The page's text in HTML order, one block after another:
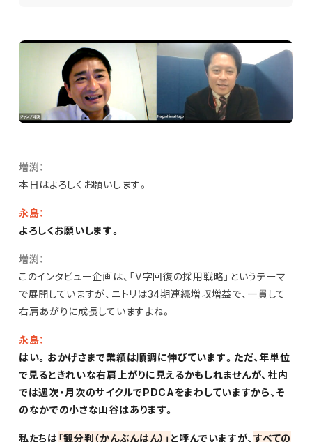
増渕：
本日はよろしくお願いします。
永島：
よろしくお願いします。
増渕：
このインタビュー企画は、「V字回復の採用戦略」というテーマ
で展開していますが、ニトリは34期連続増収増益で、一貫して
右肩あがりに成長していますよね。
永島：
はい。おかげさまで業績は順調に伸びています。ただ、年単位
で見るときれいな右肩上がりに見えるかもしれませんが、社内
では週次・月次のサイクルでPDCAをまわしていますから、そ
のなかでの小さな山谷はあります。
私たちは「観分判（かんぶんはん）」 と呼んでいますが、すべての